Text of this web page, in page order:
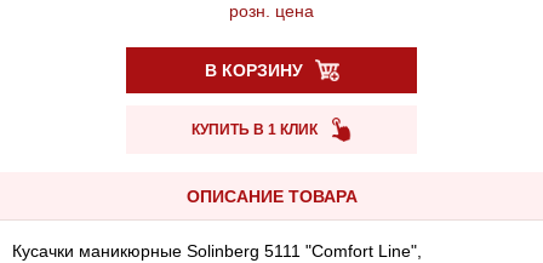
розн. цена
В КОРЗИНУ
КУПИТЬ В 1 КЛИК
ОПИСАНИЕ ТОВАРА
Кусачки маникюрные Solinberg 5111 "Comfort Line",